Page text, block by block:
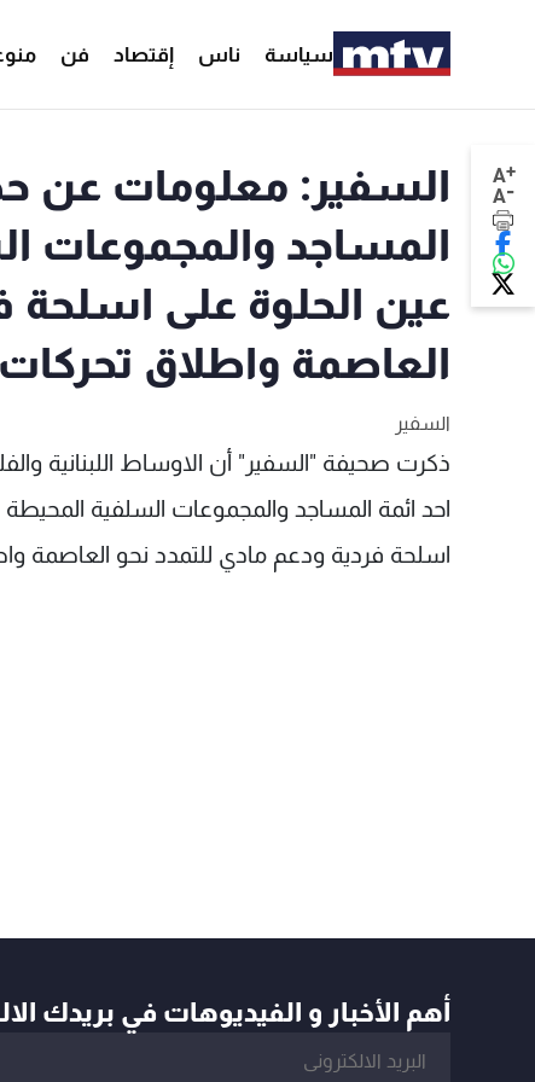
سياسة ناس إقتصاد فن
A+
A-
السفير: معلومات عن
المساجد والمجموعات
عين الحلوة على اسلحة
العاصمة واطلاق
السفير
ذكرت صحيفة "السفير" أن الاوساط اللبنانية
احد ائمة المساجد والمجموعات السلفية
اسلحة فردية ودعم مادي للتمدد نحو العاصمة
أهم الأخبار و الفيديوهات في بريدك